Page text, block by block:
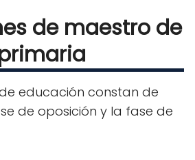
de maestro de
educación constan de
de oposición y la fase de